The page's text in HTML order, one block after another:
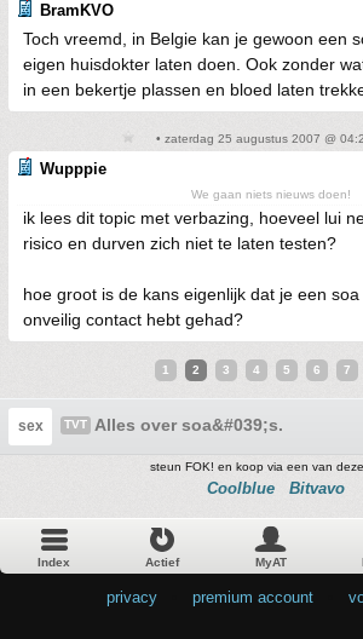
BramKVO
Toch vreemd, in Belgie kan je gewoon een
eigen huisdokter laten doen. Ook zonder
in een bekertje plassen en bloed laten
• zaterdag 25 augustus 2007 @
Wupppie
We gaan niets nieuws doen!
ik lees dit topic met verbazing, hoeveel lui
risico en durven zich niet te laten testen?
hoe groot is de kans eigenlijk dat je een soa
onveilig contact hebt gehad?
1 2 3 4 5 6 7
sex TVT Alles over soa&#039;s.
steun FOK! en koop via een van
Coolblue Bitvavo
Index Actief MyAT
privacy premium account